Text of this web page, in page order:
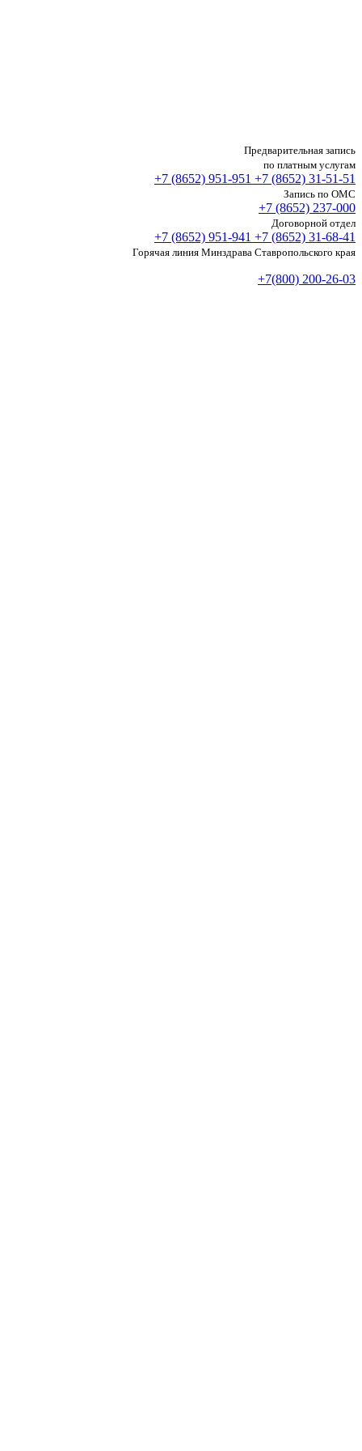
Предварительная запись
по платным услугам
+7 (8652) 951-951 +7 (8652) 31-51-51
Запись по ОМС
+7 (8652) 237-000
Договорной отдел
+7 (8652) 951-941 +7 (8652) 31-68-41
Горячая линия Минздрава Ставропольского края
+7(800) 200-26-03